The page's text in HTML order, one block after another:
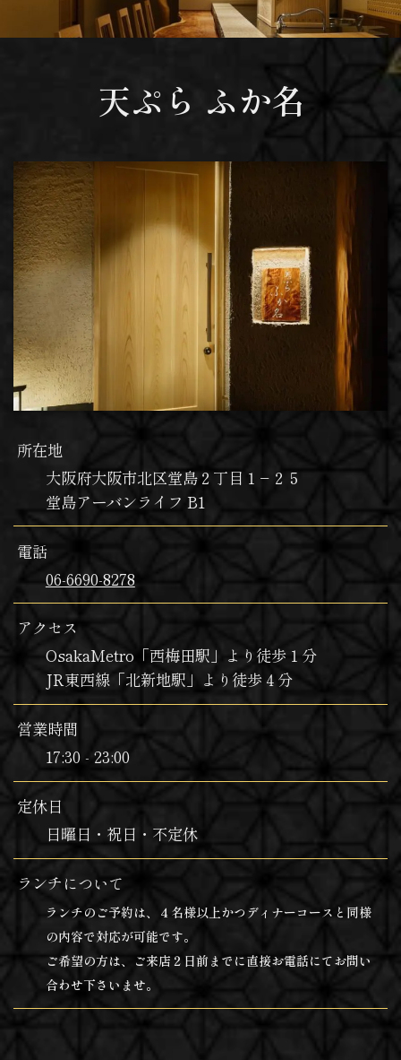
天ぷら ふか名
所在地
大阪府大阪市北区堂島２丁目１−２５
堂島アーバンライフ B1
電話
06-6690-8278
アクセス
OsakaMetro「西梅田駅」より徒歩１分
JR東西線「北新地駅」より徒歩４分
営業時間
17:30 - 23:00
定休日
日曜日・祝日・不定休
ランチについて
ランチのご予約は、４名様以上かつディナーコースと同様
の内容で対応が可能です。
ご希望の方は、ご来店２日前までに直接お電話にてお問い
合わせ下さいませ。